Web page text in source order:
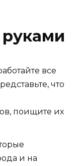
все
что
поищите их
и на